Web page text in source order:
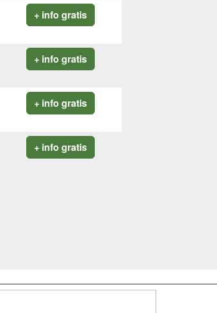
+ info gratis
+ info gratis
+ info gratis
+ info gratis